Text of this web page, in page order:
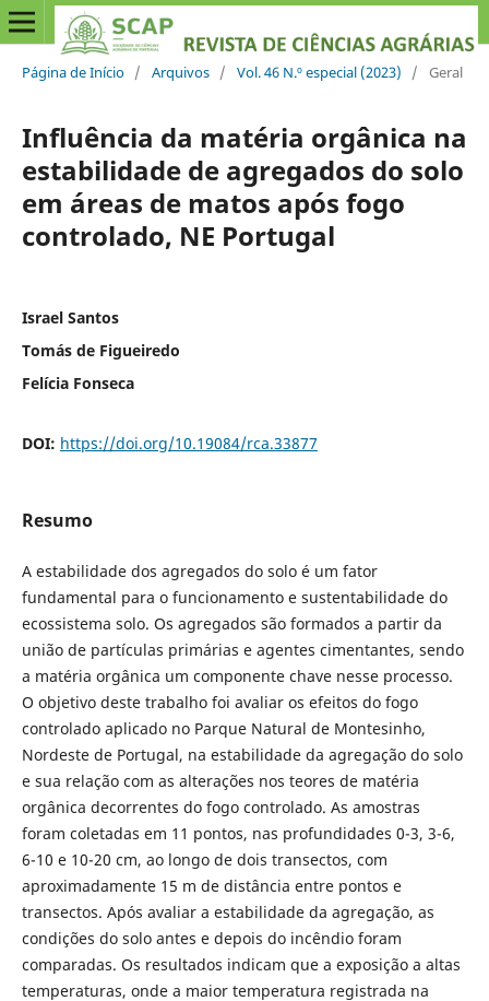
Página de Início / Arquivos / Vol. 46 N.º especial (2023) / Geral
Influência da matéria orgânica na
estabilidade de agregados do solo
em áreas de matos após fogo
controlado, NE Portugal
Israel Santos
Tomás de Figueiredo
Felícia Fonseca
DOI: https://doi.org/10.19084/rca.33877
Resumo
A estabilidade dos agregados do solo é um fator
fundamental para o funcionamento e sustentabilidade do
ecossistema solo. Os agregados são formados a partir da
união de partículas primárias e agentes cimentantes, sendo
a matéria orgânica um componente chave nesse processo.
O objetivo deste trabalho foi avaliar os efeitos do fogo
controlado aplicado no Parque Natural de Montesinho,
Nordeste de Portugal, na estabilidade da agregação do solo
e sua relação com as alterações nos teores de matéria
orgânica decorrentes do fogo controlado. As amostras
foram coletadas em 11 pontos, nas profundidades 0-3, 3-6,
6-10 e 10-20 cm, ao longo de dois transectos, com
aproximadamente 15 m de distância entre pontos e
transectos. Após avaliar a estabilidade da agregação, as
condições do solo antes e depois do incêndio foram
comparadas. Os resultados indicam que a exposição a altas
temperaturas, onde a maior temperatura registrada na